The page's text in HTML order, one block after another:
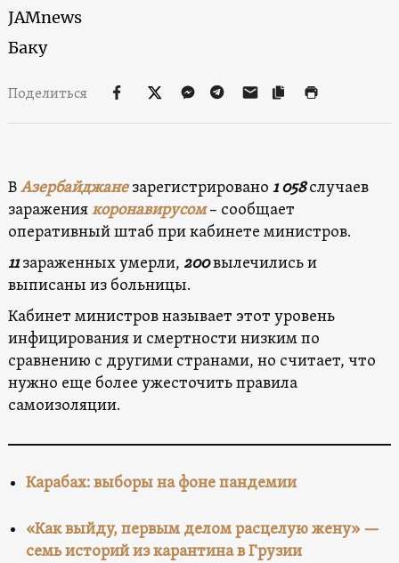
JAMnews
Баку
Поделиться
ВАзербайджанезарегистрировано 1 058случаев
заражениякоронавирусом– сообщает
оперативный штаб при кабинете министров.
11зараженных умерли, 200вылечились и
выписаны из больницы.
Кабинет министров называет этот уровень
инфицирования и смертности низким по
сравнению с другими странами, но считает, что
нужно еще более ужесточить правила
самоизоляции.
Карабах: выборы на фоне пандемии
«Как выйду, первым делом расцелую жену» —
cемь историй из карантина в Грузии